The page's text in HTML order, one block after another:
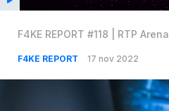
F4KE REPORT #118 | RTP Arena
F4KE REPORT 17 nov 2022